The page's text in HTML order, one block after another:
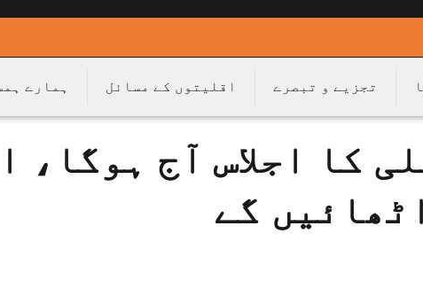
تجزیے و تبصرے اقلیتوں کے مسائل ہمارے
کا اجلاس آج ہوگا،
گے